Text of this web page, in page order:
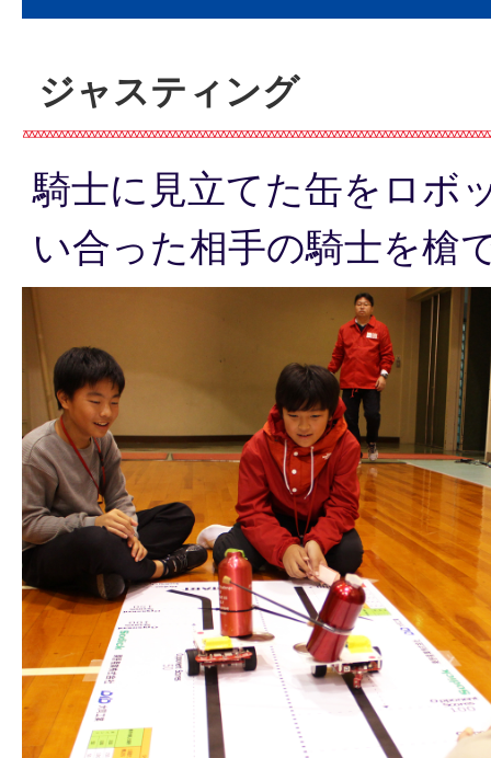
ジャスティング
騎士に見立てた缶をロボ
い合った相手の騎士を槍